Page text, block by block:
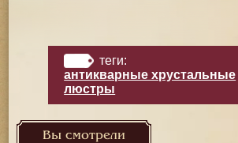
теги:
антикварные хрустальные
люстры
Вы смотрели